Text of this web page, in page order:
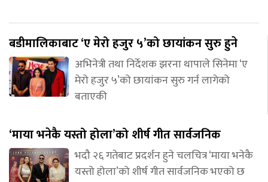
बडीमालिकाबाट ‘ए मेरो हजुर ५’को छायांकन सुरु हुने
अभिनेत्री तथा निर्देशक झरना थापाले सिनेमा ‘ए
मेरो हजुर ५’को छायांकन सुरु गर्न लागेको
बताएकी
‘माया भनेकै यस्तो होला’को शीर्ष गीत सार्वजनिक
भदौ २६ गतेबाट प्रदर्शन हुने चलचित्र ‘माया भनेकै
यस्तो होला’को शीर्ष गीत सार्वजनिक भएको छ